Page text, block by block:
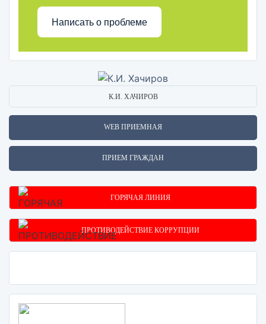
Написать о проблеме
К.И. ХАЧИРОВ
WEB ПРИЕМНАЯ
ПРИЕМ ГРАЖДАН
ГОРЯЧАЯ ЛИНИЯ
ПРОТИВОДЕЙСТВИЕ КОРРУПЦИИ